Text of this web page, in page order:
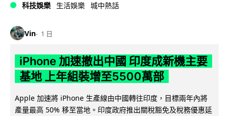
科技娛樂 生活娛樂 城中熱話
Vin 1 日
iPhone 加速撤出中國 印度成新機主要
基地 上年組裝增至5500萬部
Apple 加速將 iPhone 生產線由中國轉往印度，目標兩年內將
產量最高 50% 移至當地。印度政府推出關稅豁免及稅務優惠延